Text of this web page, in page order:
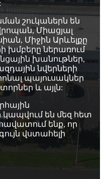
շուկաներն են
Միացյալ
Միջին Արևելքը
խմբերը ներառում
խանութներ,
նվերների
պայուսակներ
և այլն:
են մեզ հետ
ենք, որ
վստահելի